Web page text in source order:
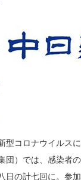
型コロナウイルス
団）では、感染者
の計七回に。参